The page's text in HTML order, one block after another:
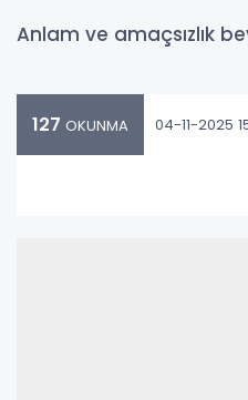
Anlam ve amaçsızlık
127 OKUNMA 04-11-2025